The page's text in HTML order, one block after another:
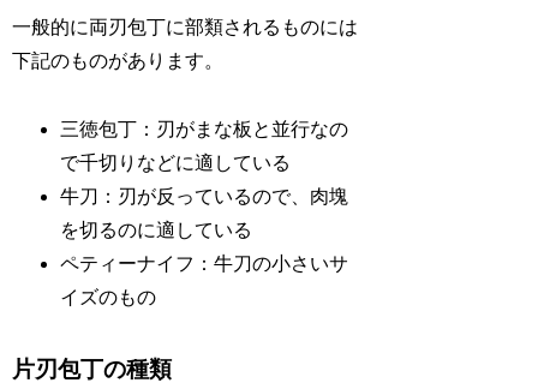
一般的に両刃包丁に部類されるものには
下記のものがあります。
三徳包丁：刃がまな板と並行なの
で千切りなどに適している
牛刀：刃が反っているので、肉塊
を切るのに適している
ペティーナイフ：牛刀の小さいサ
イズのもの
片刃包丁の種類